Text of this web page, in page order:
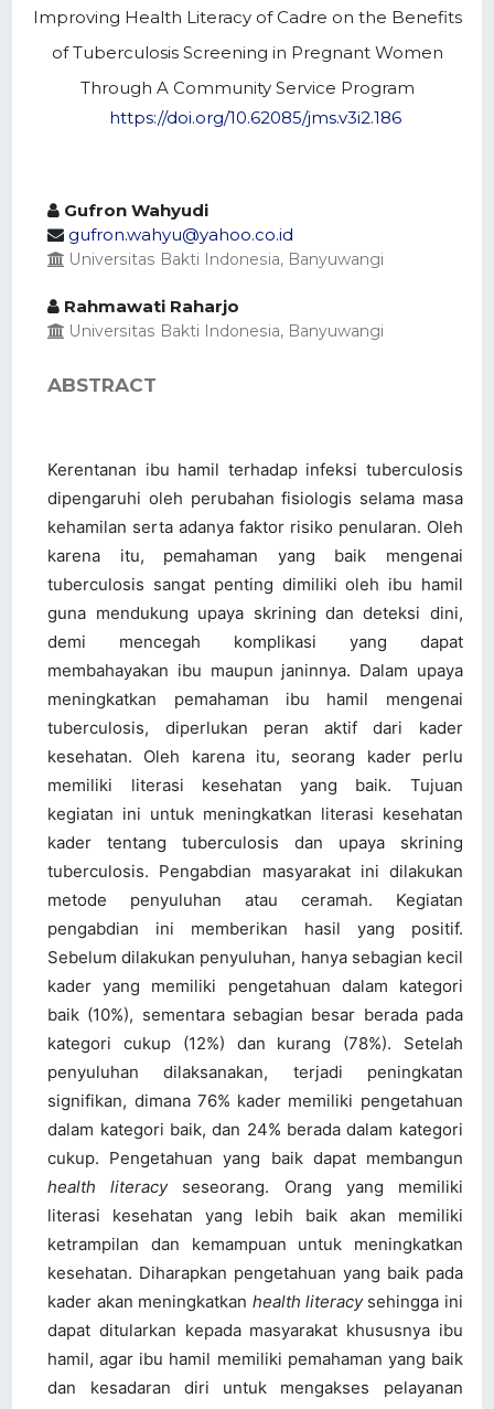
Improving Health Literacy of Cadre on the Benefits
of Tuberculosis Screening in Pregnant Women
Through A Community Service Program
https://doi.org/10.62085/jms.v3i2.186
Gufron Wahyudi
gufron.wahyu@yahoo.co.id
Universitas Bakti Indonesia, Banyuwangi
Rahmawati Raharjo
Universitas Bakti Indonesia, Banyuwangi
ABSTRACT
Kerentanan ibu hamil terhadap infeksi tuberculosis
dipengaruhi oleh perubahan fisiologis selama masa
kehamilan serta adanya faktor risiko penularan. Oleh
karena itu, pemahaman yang baik mengenai
tuberculosis sangat penting dimiliki oleh ibu hamil
guna mendukung upaya skrining dan deteksi dini,
demi mencegah komplikasi yang dapat
membahayakan ibu maupun janinnya. Dalam upaya
meningkatkan pemahaman ibu hamil mengenai
tuberculosis, diperlukan peran aktif dari kader
kesehatan. Oleh karena itu, seorang kader perlu
memiliki literasi kesehatan yang baik. Tujuan
kegiatan ini untuk meningkatkan literasi kesehatan
kader tentang tuberculosis dan upaya skrining
tuberculosis. Pengabdian masyarakat ini dilakukan
metode penyuluhan atau ceramah. Kegiatan
pengabdian ini memberikan hasil yang positif.
Sebelum dilakukan penyuluhan, hanya sebagian kecil
kader yang memiliki pengetahuan dalam kategori
baik (10%), sementara sebagian besar berada pada
kategori cukup (12%) dan kurang (78%). Setelah
penyuluhan dilaksanakan, terjadi peningkatan
signifikan, dimana 76% kader memiliki pengetahuan
dalam kategori baik, dan 24% berada dalam kategori
cukup. Pengetahuan yang baik dapat membangun
health literacyseseorang. Orang yang memiliki
literasi kesehatan yang lebih baik akan memiliki
ketrampilan dan kemampuan untuk meningkatkan
kesehatan. Diharapkan pengetahuan yang baik pada
kader akan meningkatkan health literacysehingga ini
dapat ditularkan kepada masyarakat khususnya ibu
hamil, agar ibu hamil memiliki pemahaman yang baik
dan kesadaran diri untuk mengakses pelayanan